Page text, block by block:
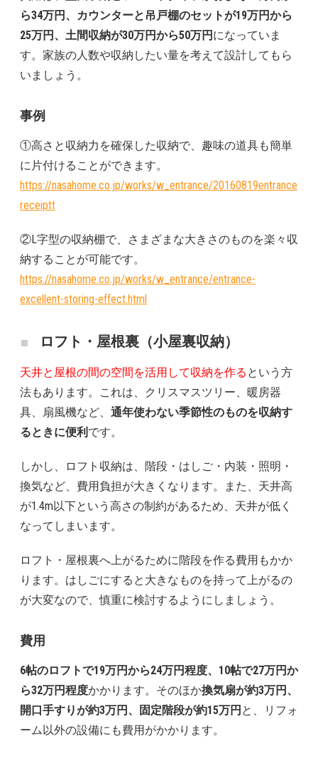
ら34万円、カウンターと吊戸棚のセットが19万円から
25万円、土間収納が30万円から50万円 になっていま
す。家族の人数や収納したい量を考えて設計してもら
いましょう。
事例
①高さと収納力を確保した収納で、趣味の道具も簡単
に片付けることができます。
https://nasahome.co.jp/works/w_entrance/20160819entrance
receiptt
②L字型の収納棚で、さまざまな大きさのものを楽々収
納することが可能です。
https://nasahome.co.jp/works/w_entrance/entrance-
excellent-storing-effect.html
ロフト・屋根裏（小屋裏収納）
天井と屋根の間の空間を活用して収納を作る という方
法もあります。これは、クリスマスツリー、暖房器
具、扇風機など、 通年使わない季節性のものを収納す
るときに便利 です。
しかし、ロフト収納は、階段・はしご・内装・照明・
換気など、費用負担が大きくなります。また、天井高
が1.4m以下という高さの制約があるため、天井が低く
なってしまいます。
ロフト・屋根裏へ上がるために階段を作る費用もかか
ります。はしごにすると大きなものを持って上がるの
が大変なので、慎重に検討するようにしましょう。
費用
6帖のロフトで19万円から24万円程度、10帖で27万円か
ら32万円程度かかります。そのほか換気扇が約3万円、
開口手すりが約3万円、固定階段が約15万円 と、リフォ
ーム以外の設備にも費用がかかります。